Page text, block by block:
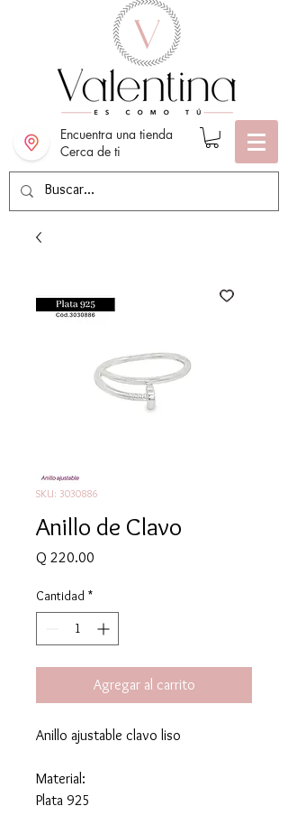
Encuentra una tienda
Cerca de ti
SKU: 3030886
Anillo de Clavo
Q 220.00
Cantidad *
Agregar al carrito
Anillo ajustable clavo liso
Material:
Plata 925